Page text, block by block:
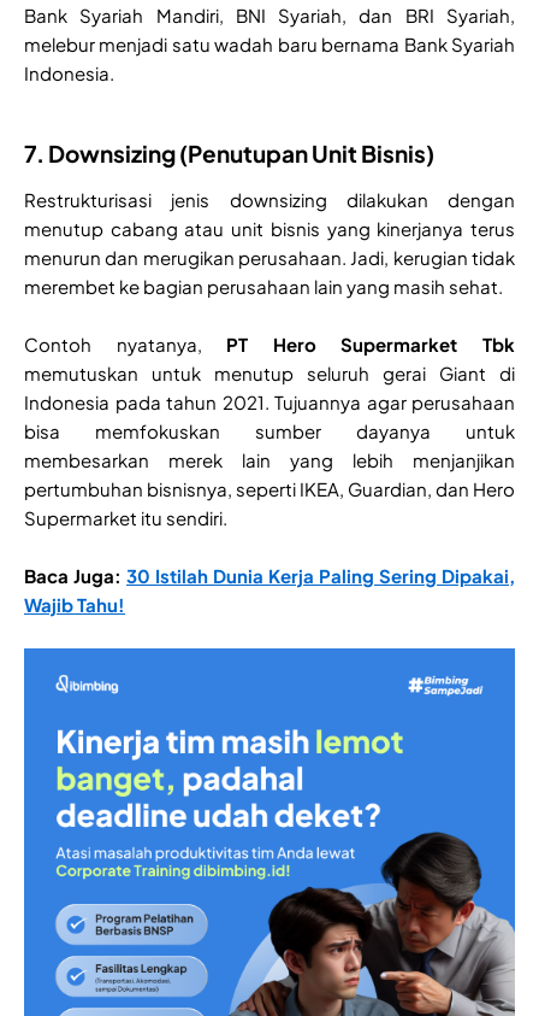
Bank Syariah Mandiri, BNI Syariah, dan BRI Syariah,
melebur menjadi satu wadah baru bernama Bank Syariah
Indonesia.
7. Downsizing (Penutupan Unit Bisnis)
Restrukturisasi jenis downsizing dilakukan dengan
menutup cabang atau unit bisnis yang kinerjanya terus
menurun dan merugikan perusahaan. Jadi, kerugian tidak
merembet ke bagian perusahaan lain yang masih sehat.
Contoh nyatanya, PT Hero Supermarket Tbk
memutuskan untuk menutup seluruh gerai Giant di
Indonesia pada tahun 2021. Tujuannya agar perusahaan
bisa memfokuskan sumber dayanya untuk
membesarkan merek lain yang lebih menjanjikan
pertumbuhan bisnisnya, seperti IKEA, Guardian, dan Hero
Supermarket itu sendiri.
Baca Juga: 30 Istilah Dunia Kerja Paling Sering Dipakai,
Wajib Tahu!